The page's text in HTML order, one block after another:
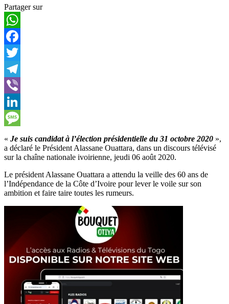
Partager sur
WhatsApp
Facebook
Twitter
Telegram
Viber
LinkedIn
Message
« Je suis candidat à l’élection présidentielle du 31 octobre 2020 »,
a déclaré le Président Alassane Ouattara, dans un discours télévisé
sur la chaîne nationale ivoirienne, jeudi 06 août 2020.
Le président Alassane Ouattara a attendu la veille des 60 ans de
l’Indépendance de la Côte d’Ivoire pour lever le voile sur son
ambition et faire taire toutes les rumeurs.